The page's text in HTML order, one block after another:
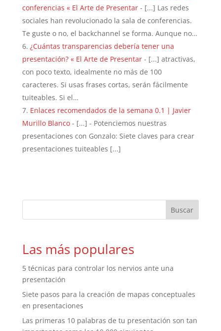
conferencias « El Arte de Presentar- [...] Las redes
sociales han revolucionado la sala de conferencias.
Te guste o no, el backchannel se forma. Aunque no…
¿Cuántas transparencias debería tener una
presentación? « El Arte de Presentar- [...] atractivas,
con poco texto, idealmente no más de 100
caracteres. Si usas frases cortas, serán fácilmente
tuiteables. Si el…
Enlaces recomendados de la semana 0.1 | Javier
Murillo Blanco- [...] - Potenciemos nuestras
presentaciones con Gonzalo: Siete claves para crear
presentaciones tuiteables [...]
Las más populares
5 técnicas para controlar los nervios ante una
presentación
Siete pasos para la creación de mapas conceptuales
en presentaciones
Las primeras 10 palabras de tu presentación son tan